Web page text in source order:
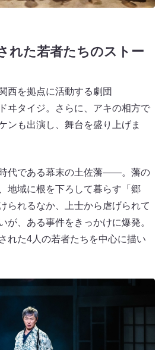
れた若者たちのストー
西を拠点に活動する劇団
ヰタイジ。さらに、アキの相方で
ンも出演し、舞台を盛り上げま
代である幕末の土佐藩――。藩の
地域に根を下ろして暮らす「郷
られるなか、上士から虐げられて
が、ある事件をきっかけに爆発。
れた4人の若者たちを中心に描い